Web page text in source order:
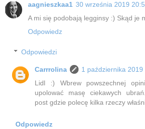
aagnieszkaa1 30 września 2019
A mi się podobają legginsy :) Skąd je
Odpowiedz
Odpowiedzi
Carrrolina
1 października 2019
Lidl :) Wbrew powszechnej
upolować masę ciekawych
post gdzie polecę kilka rzeczy
Odpowiedz